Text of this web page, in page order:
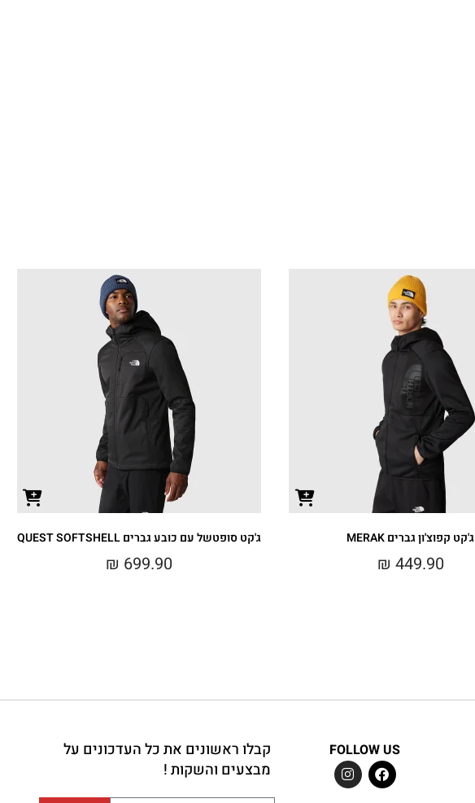
ג'קט קפוצ'ון גברים MERAK
₪ 449.90
ג'קט סופטשל עם כובע גברים QUEST SOFTSHELL
₪ 699.90
FOLLOW US
קבלו ראשונים את כל העדכונים על
מבצעים והשקות !